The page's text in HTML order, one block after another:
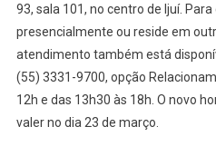
93, sala 101, no centro de Ijuí.
presencialmente ou reside em
atendimento também está
(55) 3331-9700, opção
12h e das 13h30 às 18h. O novo
valer no dia 23 de março.